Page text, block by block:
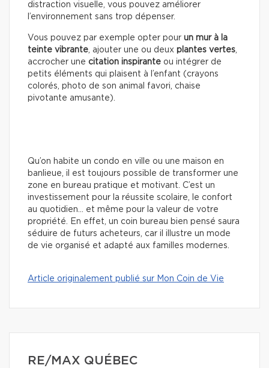
distraction visuelle, vous pouvez améliorer
l’environnement sans trop dépenser.
Vous pouvez par exemple opter pour un mur à la
teinte vibrante, ajouter une ou deux plantes vertes,
accrocher une citation inspirante ou intégrer de
petits éléments qui plaisent à l’enfant (crayons
colorés, photo de son animal favori, chaise
pivotante amusante).
Qu’on habite un condo en ville ou une maison en
banlieue, il est toujours possible de transformer une
zone en bureau pratique et motivant. C’est un
investissement pour la réussite scolaire, le confort
au quotidien… et même pour la valeur de votre
propriété. En effet, un coin bureau bien pensé saura
séduire de futurs acheteurs, car il illustre un mode
de vie organisé et adapté aux familles modernes.
Article originalement publié sur Mon Coin de Vie
RE/MAX QUÉBEC